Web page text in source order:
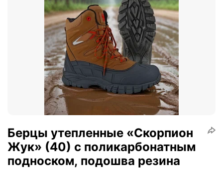
Берцы утепленные «Скорпион
Жук» (40) с поликарбонатным
подноском, подошва резина